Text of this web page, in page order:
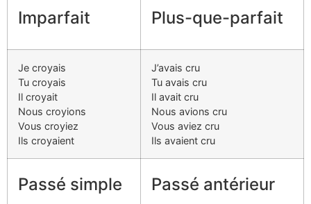
Imparfait Plus-que-parfait
Je croyais
Tu croyais
Il croyait
Nous croyions
Vous croyiez
Ils croyaient
J’avais cru
Tu avais cru
Il avait cru
Nous avions cru
Vous aviez cru
Ils avaient cru
Passé simple Passé antérieur